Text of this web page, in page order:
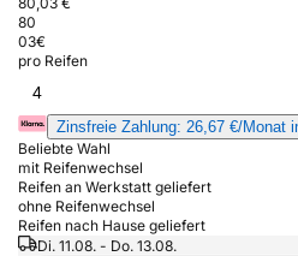
80
03€
pro Reifen
4
Zinsfreie Zahlung: 26,67 €/Monat
Beliebte Wahl
mit Reifenwechsel
Reifen an Werkstatt geliefert
ohne Reifenwechsel
Reifen nach Hause geliefert
Di. 11.08. - Do. 13.08.